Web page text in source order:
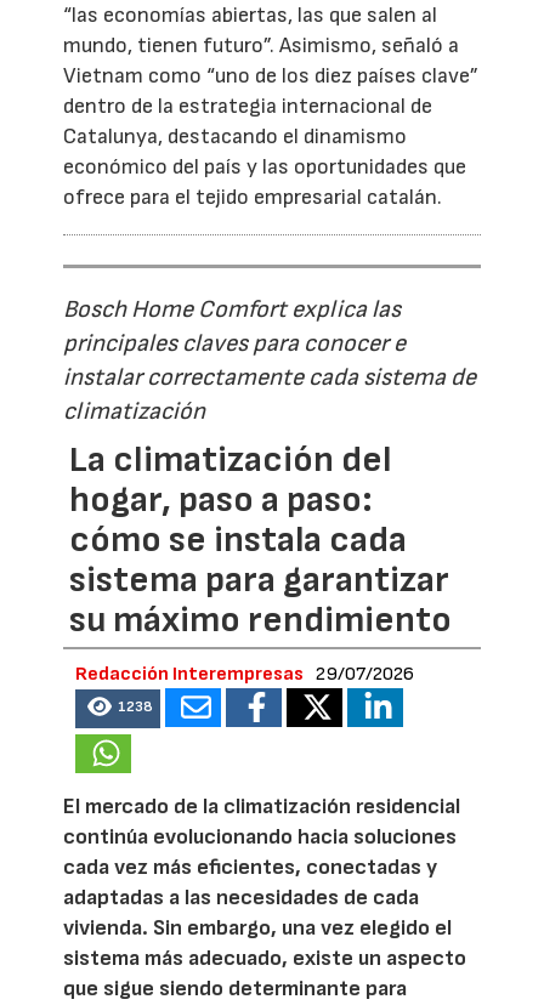
“las economías abiertas, las que salen al
mundo, tienen futuro”. Asimismo, señaló a
Vietnam como “uno de los diez países clave”
dentro de la estrategia internacional de
Catalunya, destacando el dinamismo
económico del país y las oportunidades que
ofrece para el tejido empresarial catalán.
Bosch Home Comfort explica las
principales claves para conocer e
instalar correctamente cada sistema de
climatización
La climatización del
hogar, paso a paso:
cómo se instala cada
sistema para garantizar
su máximo rendimiento
Redacción Interempresas 29/07/2026
1238
El mercado de la climatización residencial
continúa evolucionando hacia soluciones
cada vez más eficientes, conectadas y
adaptadas a las necesidades de cada
vivienda. Sin embargo, una vez elegido el
sistema más adecuado, existe un aspecto
que sigue siendo determinante para